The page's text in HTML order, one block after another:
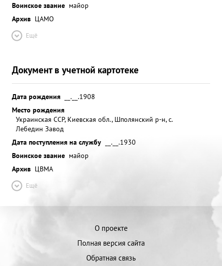
Воинское звание майор
Архив ЦАМО
Ещё
Документ в учетной картотеке
Дата рождения
__.__.1908
Место рождения
Украинская ССР, Киевская обл., Шполянский р-н, с.
Лебедин Завод
Дата поступления на службу
__.__.1930
Воинское звание майор
Архив ЦВМА
Ещё
О проекте
Полная версия сайта
Обратная связь